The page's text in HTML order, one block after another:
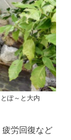
ぽ～と大内
労回復など